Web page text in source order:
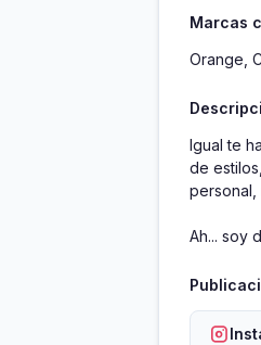
Marcas
Orange,
Igual te
de
personal,
Ah... soy